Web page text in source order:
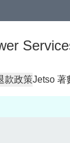
款政策Jetso 著